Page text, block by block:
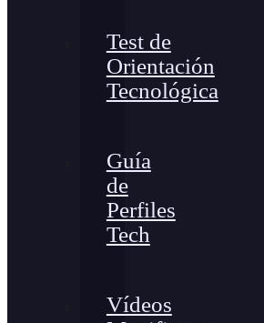
Test de
Orientación
Tecnológica
Guía
de
Perfiles
Tech
Vídeos